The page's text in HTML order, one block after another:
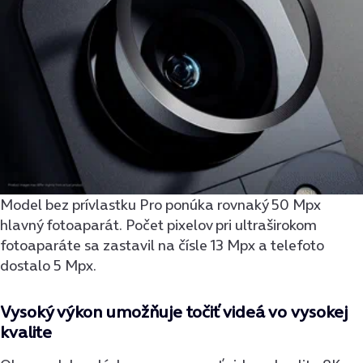
Model bez prívlastku Pro ponúka rovnaký 50 Mpx
hlavný fotoaparát. Počet pixelov pri ultraširokom
fotoaparáte sa zastavil na čísle 13 Mpx a telefoto
dostalo 5 Mpx.
Vysoký výkon umožňuje točiť videá vo vysokej
kvalite